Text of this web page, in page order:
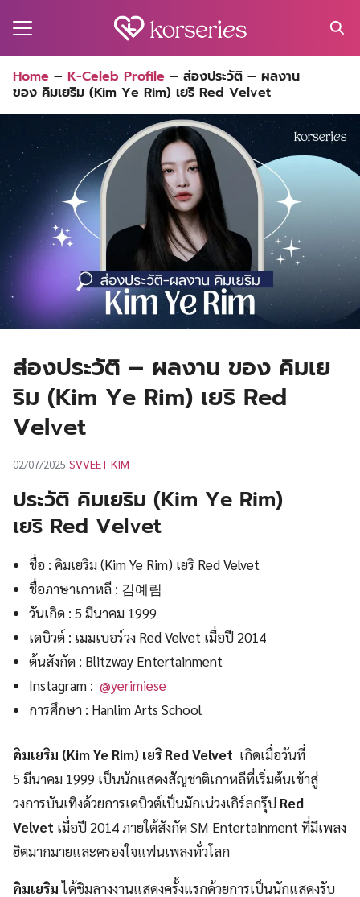
for:
Home – K-Celeb Profile – ส่องประวัติ – ผลงาน
ของ คิมเยริม (Kim Ye Rim) เยริ Red Velvet
ส่องประวัติ – ผลงาน ของ คิมเย
ริม (Kim Ye Rim) เยริ Red
Velvet
02/07/2025 SVVEET KIM
ประวัติ คิมเยริม (Kim Ye Rim)
เยริ Red Velvet
ชื่อ : คิมเยริม (Kim Ye Rim) เยริ Red Velvet
ชื่อภาษาเกาหลี : 김예림
วันเกิด : 5 มีนาคม 1999
เดบิวต์ : เมมเบอร์วง Red Velvet เมื่อปี 2014
ต้นสังกัด : Blitzway Entertainment
Instagram :@yerimiese
การศึกษา : Hanlim Arts School
คิมเยริม (Kim Ye Rim) เยริ Red Velvet เกิดเมื่อวันที่
5 มีนาคม 1999 เป็นนักแสดงสัญชาติเกาหลีที่เริ่มต้นเข้าสู่
วงการบันเทิงด้วยการเดบิวต์เป็นมักเน่วงเกิร์ลกรุ๊ป Red
Velvet เมื่อปี 2014 ภายใต้สังกัด SM Entertainment ที่มีเพลง
ฮิตมากมายและครองใจแฟนเพลงทั่วโลก
คิมเยริมได้ชิมลางงานแสดงครั้งแรกด้วยการเป็นนักแสดงรับ